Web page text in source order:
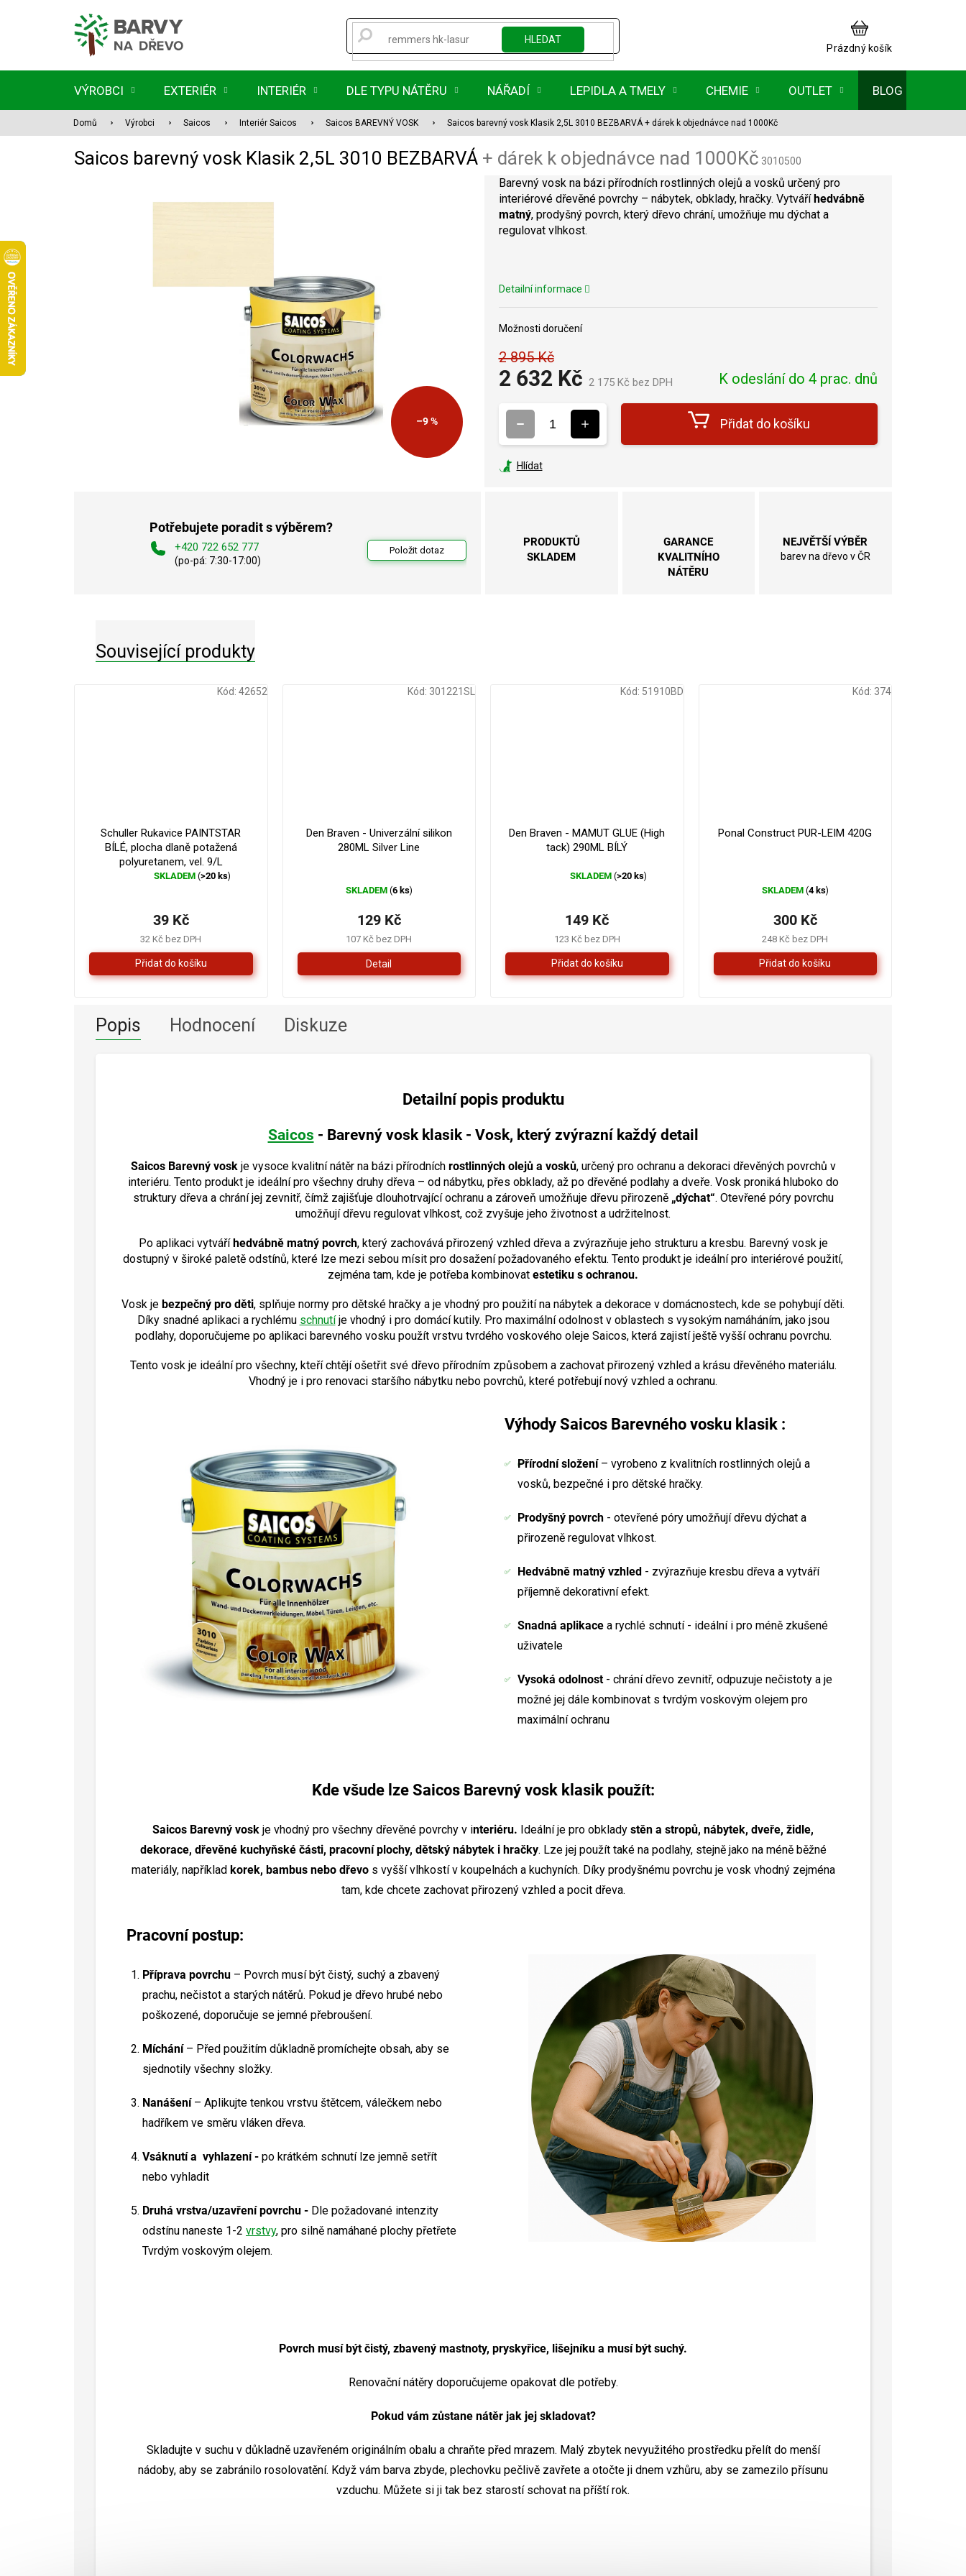
HLEDAT
NÁKUPNÍ
KOŠÍK
Prázdný košík
VÝROBCI EXTERIÉR INTERIÉR DLE TYPU NÁTĚRU NÁŘADÍ LEPIDLA A TMELY CHEMIE OUTLET BLOG
Domů Výrobci Saicos Interiér Saicos Saicos BAREVNÝ VOSK Saicos barevný vosk Klasik 2,5L 3010 BEZBARVÁ+ dárek k objednávce nad 1000Kč
Saicos barevný vosk Klasik 2,5L 3010 BEZBARVÁ + dárek k objednávce nad 1000Kč 3010500
–9 %
2 895 Kč
2 632 Kč 2 175 Kč bez DPH
cena:
K odeslání do 4 prac. dnů
Možnosti doručení
Přidat do košíku
Barevný vosk na bázi přírodních rostlinných olejů a vosků určený pro
interiérové dřevěné povrchy – nábytek, obklady, hračky. Vytváří hedvábně
matný, prodyšný povrch, který dřevo chrání, umožňuje mu dýchat a
regulovat vlhkost.
Detailní informace
Hlídat
Potřebujete poradit s výběrem?
+420 722 652 777
(po-pá: 7:30-17:00)
Položit dotaz
PRODUKTŮ
SKLADEM
GARANCE
KVALITNÍHO
NÁTĚRU
NEJVĚTŠÍ VÝBĚR
barev na dřevo v ČR
Související produkty
Schuller Rukavice PAINTSTAR
BÍLÉ, plocha dlaně potažená
polyuretanem, vel. 9/L
Průměrné
z
hvězdiček.
SKLADEM(>20 ks)
32 Kč bez DPH
39 Kč
Kód: 42652
Den Braven - Univerzální silikon
280ML Silver Line
SKLADEM (6 ks)
107 Kč bez DPH
129 Kč
Detail
Kód: 301221SL
Den Braven - MAMUT GLUE (High
tack) 290ML BÍLÝ
Průměrné
z
hvězdiček.
SKLADEM(>20 ks)
123 Kč bez DPH
149 Kč
Kód: 51910BD
Ponal Construct PUR-LEIM 420G
SKLADEM (4 ks)
248 Kč bez DPH
300 Kč
Kód: 374
Popis Hodnocení Diskuze
Detailní popis produktu
Saicos - Barevný vosk klasik - Vosk, který zvýrazní každý detail
Saicos Barevný voskje vysoce kvalitní nátěr na bázi přírodních rostlinných olejů a vosků, určený pro ochranu a dekoraci dřevěných povrchů v
interiéru. Tento produkt je ideální pro všechny druhy dřeva – od nábytku, přes obklady, až po dřevěné podlahy a dveře. Vosk proniká hluboko do
struktury dřeva a chrání jej zevnitř, čímž zajišťuje dlouhotrvající ochranu a zároveň umožňuje dřevu přirozeně „dýchat“. Otevřené póry povrchu
umožňují dřevu regulovat vlhkost, což zvyšuje jeho životnost a udržitelnost.
Po aplikaci vytváříhedvábně matný povrch, který zachovává přirozený vzhled dřeva a zvýrazňuje jeho strukturu a kresbu. Barevný vosk je
dostupný v široké paletě odstínů, které lze mezi sebou mísit pro dosažení požadovaného efektu. Tento produkt je ideální pro interiérové použití,
zejména tam, kde je potřeba kombinovat estetiku s ochranou.
Vosk je bezpečný pro děti, splňuje normy pro dětské hračky a je vhodný pro použití na nábytek a dekorace v domácnostech, kde se pohybují děti.
Díky snadné aplikaci a rychlému schnutíje vhodný i pro domácí kutily. Pro maximální odolnost v oblastech s vysokým namáháním, jako jsou
podlahy, doporučujeme po aplikaci barevného vosku použít vrstvu tvrdého voskového oleje Saicos, která zajistí ještě vyšší ochranu povrchu.
Tento vosk je ideální pro všechny, kteří chtějí ošetřit své dřevo přírodním způsobem a zachovat přirozený vzhled a krásu dřevěného materiálu.
Vhodný je i pro renovaci staršího nábytku nebo povrchů, které potřebují nový vzhled a ochranu.
Výhody Saicos Barevného vosku klasik :
Přírodní složení– vyrobeno z kvalitních rostlinných olejů a
vosků, bezpečné i pro dětské hračky.
Prodyšný povrch - otevřené póry umožňují dřevu dýchat a
přirozeně regulovat vlhkost.
Hedvábně matný vzhled - zvýrazňuje kresbu dřeva a vytváří
příjemně dekorativní efekt.
Snadná aplikace a rychlé schnutí - ideální i pro méně zkušené
uživatele
Vysoká odolnost- chrání dřevo zevnitř, odpuzuje nečistoty a je
možné jej dále kombinovat s tvrdým voskovým olejem pro
maximální ochranu
Kde všude lze Saicos Barevný vosk klasik použít:
Saicos Barevný vosk je vhodný pro všechny dřevěné povrchy v interiéru. Ideální je pro obklady stěn a stropů, nábytek, dveře, židle,
dekorace, dřevěné kuchyňské části, pracovní plochy, dětský nábytek i hračky. Lze jej použít také na podlahy, stejně jako na méně běžné
materiály, například korek, bambus nebo dřevos vyšší vlhkostí v koupelnách a kuchyních. Díky prodyšnému povrchu je vosk vhodný zejména
tam, kde chcete zachovat přirozený vzhled a pocit dřeva.
Pracovní postup:
Příprava povrchu – Povrch musí být čistý, suchý a zbavený
prachu, nečistot a starých nátěrů. Pokud je dřevo hrubé nebo
poškozené, doporučuje se jemné přebroušení.
Míchání – Před použitím důkladně promíchejte obsah, aby se
sjednotily všechny složky.
Nanášení– Aplikujte tenkou vrstvu štětcem, válečkem nebo
hadříkem ve směru vláken dřeva.
Vsáknutí a vyhlazení - po krátkém schnutí lze jemně setřít
nebo vyhladit
Druhá vrstva/uzavření povrchu - Dle požadované intenzity
odstínu naneste 1-2 vrstvy, pro silně namáhané plochy přetřete
Tvrdým voskovým olejem.
Povrch musí být čistý, zbavený mastnoty, pryskyřice, lišejníku a musí být suchý.
Renovační nátěry doporučujeme opakovat dle potřeby.
Pokud vám zůstane nátěr jak jej skladovat?
Skladujte v suchu v důkladně uzavřeném originálním obalu a chraňte před mrazem. Malý zbytek nevyužitého prostředku přelít do menší
nádoby, aby se zabránilo rosolovatění. Když vám barva zbyde, plechovku pečlivě zavřete a otočte ji dnem vzhůru, aby se zamezilo přísunu
vzduchu. Můžete si ji tak bez starostí schovat na příští rok.